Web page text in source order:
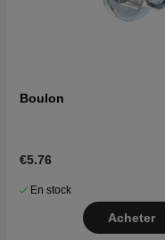
Boulon
€5.76
En stock
Acheter